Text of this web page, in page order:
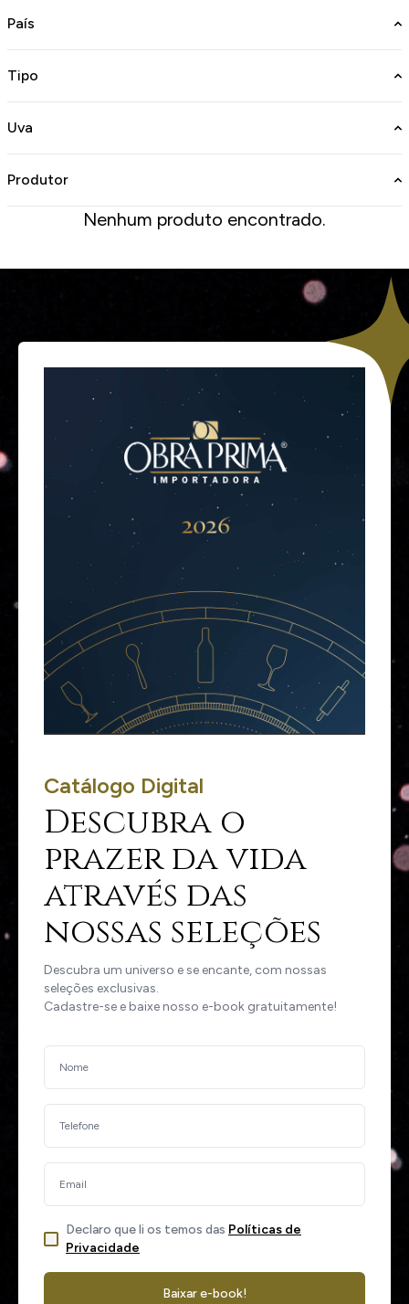
País
Tipo
Uva
Produtor
Nenhum produto encontrado.
Catálogo Digital
Descubra o
prazer da vida
através das
nossas seleções
Descubra um universo e se encante, com nossas
seleções exclusivas.
Cadastre-se e baixe nosso e-book gratuitamente!
Declaro que li os temos das Políticas de
Privacidade
Baixar e-book!